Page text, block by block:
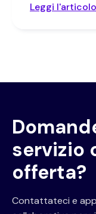
Leggi l'articolo
servizio
offerta?
Contattateci e